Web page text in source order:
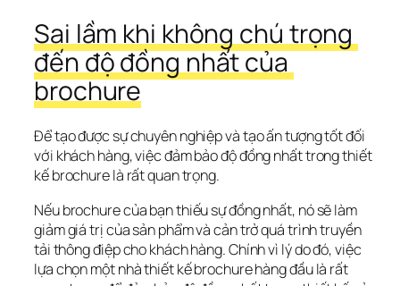
Sai lầm khi không chú trọng
đến độ đồng nhất của
brochure
Để tạo được sự chuyên nghiệp và tạo ấn tượng tốt đối
với khách hàng, việc đảm bảo độ đồng nhất trong thiết
kế brochure là rất quan trọng.
Nếu brochure của bạn thiếu sự đồng nhất, nó sẽ làm
giảm giá trị của sản phẩm và cản trở quá trình truyền
tải thông điệp cho khách hàng. Chính vì lý do đó, việc
lựa chọn một nhà thiết kế brochure hàng đầu là rất